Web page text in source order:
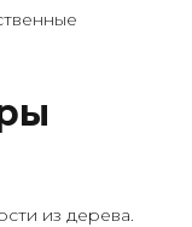
из дерева.